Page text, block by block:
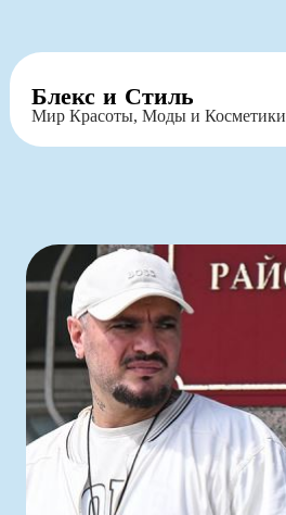
Перейти
содержимому
Блекс и Стиль
Мир Красоты, Моды и Косметики